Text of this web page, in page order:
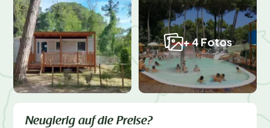
+ 4 Fotos
Neugierig auf die Preise?